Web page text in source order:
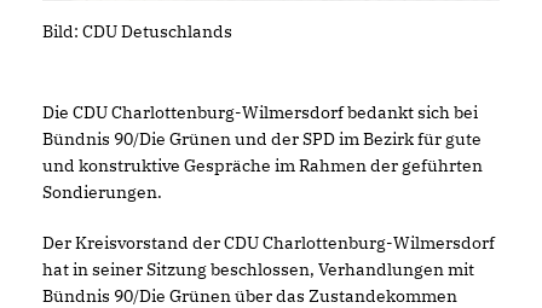
Bild: CDU Detuschlands
Die CDU Charlottenburg-Wilmersdorf bedankt sich bei
Bündnis 90/Die Grünen und der SPD im Bezirk für gute
und konstruktive Gespräche im Rahmen der geführten
Sondierungen.
Der Kreisvorstand der CDU Charlottenburg-Wilmersdorf
hat in seiner Sitzung beschlossen, Verhandlungen mit
Bündnis 90/Die Grünen über das Zustandekommen